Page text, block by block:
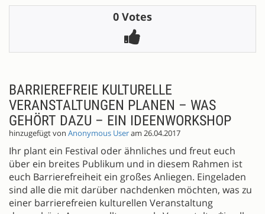
0 Votes
BARRIEREFREIE KULTURELLE
VERANSTALTUNGEN PLANEN – WAS
GEHÖRT DAZU – EIN IDEENWORKSHOP
hinzugefügt von Anonymous Useram 26.04.2017
Ihr plant ein Festival oder ähnliches und freut euch
über ein breites Publikum und in diesem Rahmen ist
euch Barrierefreiheit ein großes Anliegen. Eingeladen
sind alle die mit darüber nachdenken möchten, was zu
einer barrierefreien kulturellen Veranstaltung